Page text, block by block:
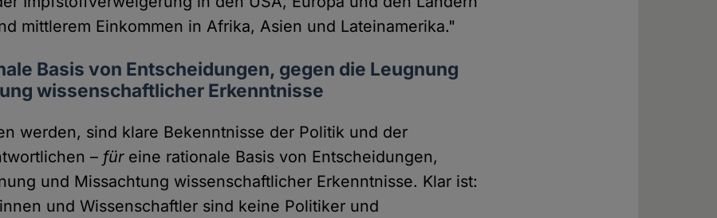
mittlerem Einkommen in Afrika, Asien und Lateinamerika."
Basis von Entscheidungen, gegen die Leugnung
wissenschaftlicher Erkenntnisse
werden, sind klare Bekenntnisse der Politik und der
– füreine rationale Basis von Entscheidungen,
und Missachtung wissenschaftlicher Erkenntnisse. Klar ist:
und Wissenschaftler sind keine Politiker und